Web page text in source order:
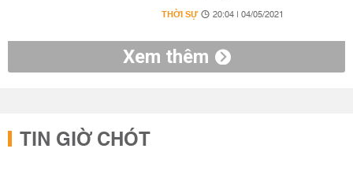
THỜI SỰ 20:04 | 04/05/2021
Xem thêm
TIN GIỜ CHÓT